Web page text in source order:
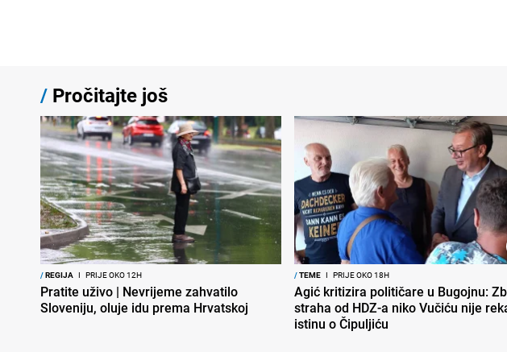
/ Pročitajte još
/REGIJA I PRIJE OKO 12H
Pratite uživo | Nevrijeme zahvatilo
Sloveniju, oluje idu prema Hrvatskoj
/TEME I PRIJE OKO 18H
Agić kritizira političare u Bugojnu:
straha od HDZ-a niko Vučiću nije
istinu o Čipuljiću